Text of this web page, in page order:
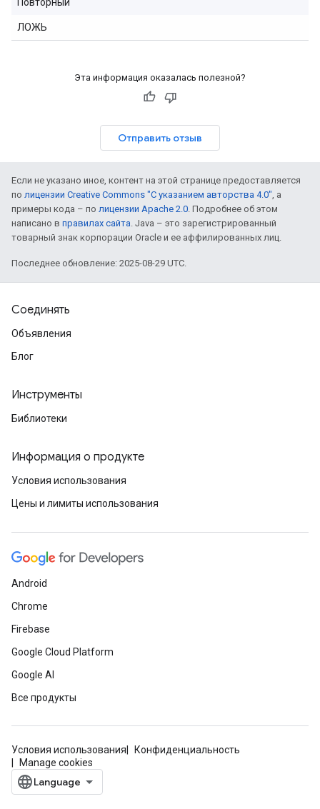
ЛОЖЬ
Эта информация оказалась полезной?
Отправить отзыв
Если не указано иное, контент на этой странице предоставляется
по лицензии Creative Commons "С указанием авторства 4.0", а
примеры кода – по лицензии Apache 2.0. Подробнее об этом
написано в правилах сайта. Java – это зарегистрированный
товарный знак корпорации Oracle и ее аффилированных лиц.
Последнее обновление: 2025-08-29 UTC.
Соединять
Объявления
Блог
Инструменты
Библиотеки
Информация о продукте
Условия использования
Цены и лимиты использования
Android
Chrome
Firebase
Google Cloud Platform
Google AI
Все продукты
Условия использования
Конфиденциальность
Manage cookies